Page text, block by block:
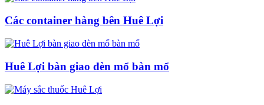
Các container hàng bên Huê Lợi
Huê Lợi bàn giao đèn mổ bàn mổ